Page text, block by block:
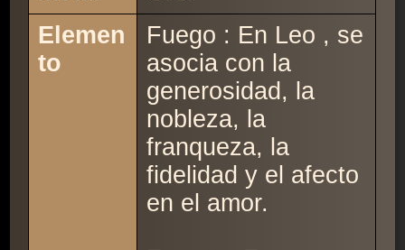
Elemen
to
Fuego : En Leo , se
asocia con la
generosidad, la
nobleza, la
franqueza, la
fidelidad y el afecto
en el amor.